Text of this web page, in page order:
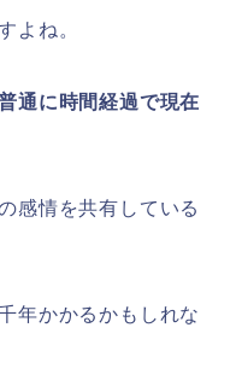
年かかるかもしれな